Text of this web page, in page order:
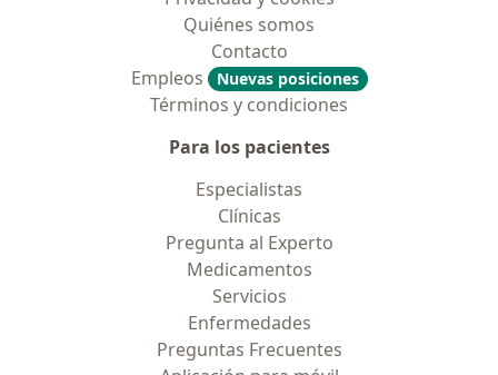
Quiénes somos
Contacto
Empleos
Nuevas posiciones
Términos y condiciones
Para los pacientes
Especialistas
Clínicas
Pregunta al Experto
Medicamentos
Servicios
Enfermedades
Preguntas Frecuentes